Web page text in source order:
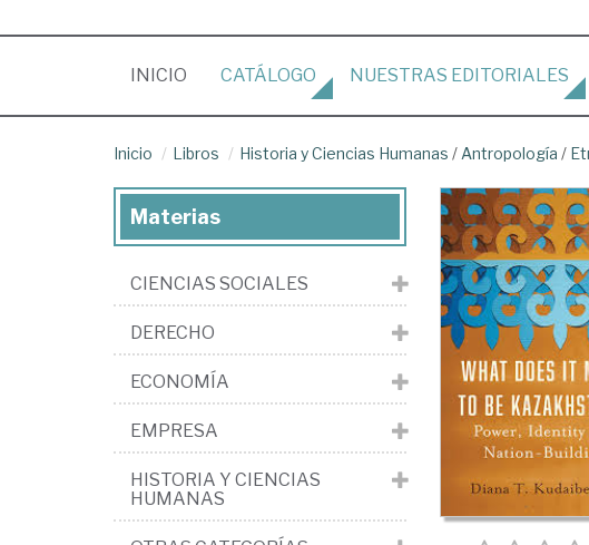
INICIO (CURRENT)
CATÁLOGO NUESTRAS EDITORIALES
Inicio Libros Historia y Ciencias Humanas / Antropología /
Materias
CIENCIAS SOCIALES
DERECHO
ECONOMÍA
EMPRESA
HISTORIA Y CIENCIAS
HUMANAS